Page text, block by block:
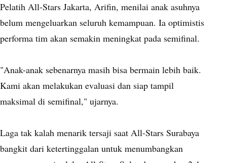
Pelatih All-Stars Jakarta, Arifin, menilai anak asuhnya
belum mengeluarkan seluruh kemampuan. Ia optimistis
performa tim akan semakin meningkat pada semifinal.
"Anak-anak sebenarnya masih bisa bermain lebih baik.
Kami akan melakukan evaluasi dan siap tampil
maksimal di semifinal," ujarnya.
Laga tak kalah menarik tersaji saat All-Stars Surabaya
bangkit dari ketertinggalan untuk menumbangkan